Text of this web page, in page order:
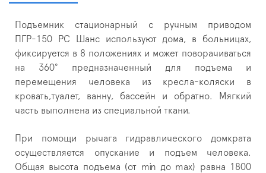
Подъемник стационарный с ручным приводом
ПГР-150 РС Шанс используют дома, в больницах,
фиксируется в 8 положениях и может поворачиваться
на 360° предназначенный для подъема и
перемещения человека из кресла-коляски в
кровать,туалет, ванну, бассейн и обратно. Мягкий
часть выполнена из специальной ткани.
При помощи рычага гидравлического домкрата
осуществляется опускание и подъем человека.
Общая высота подъема (от min до max) равна 1800